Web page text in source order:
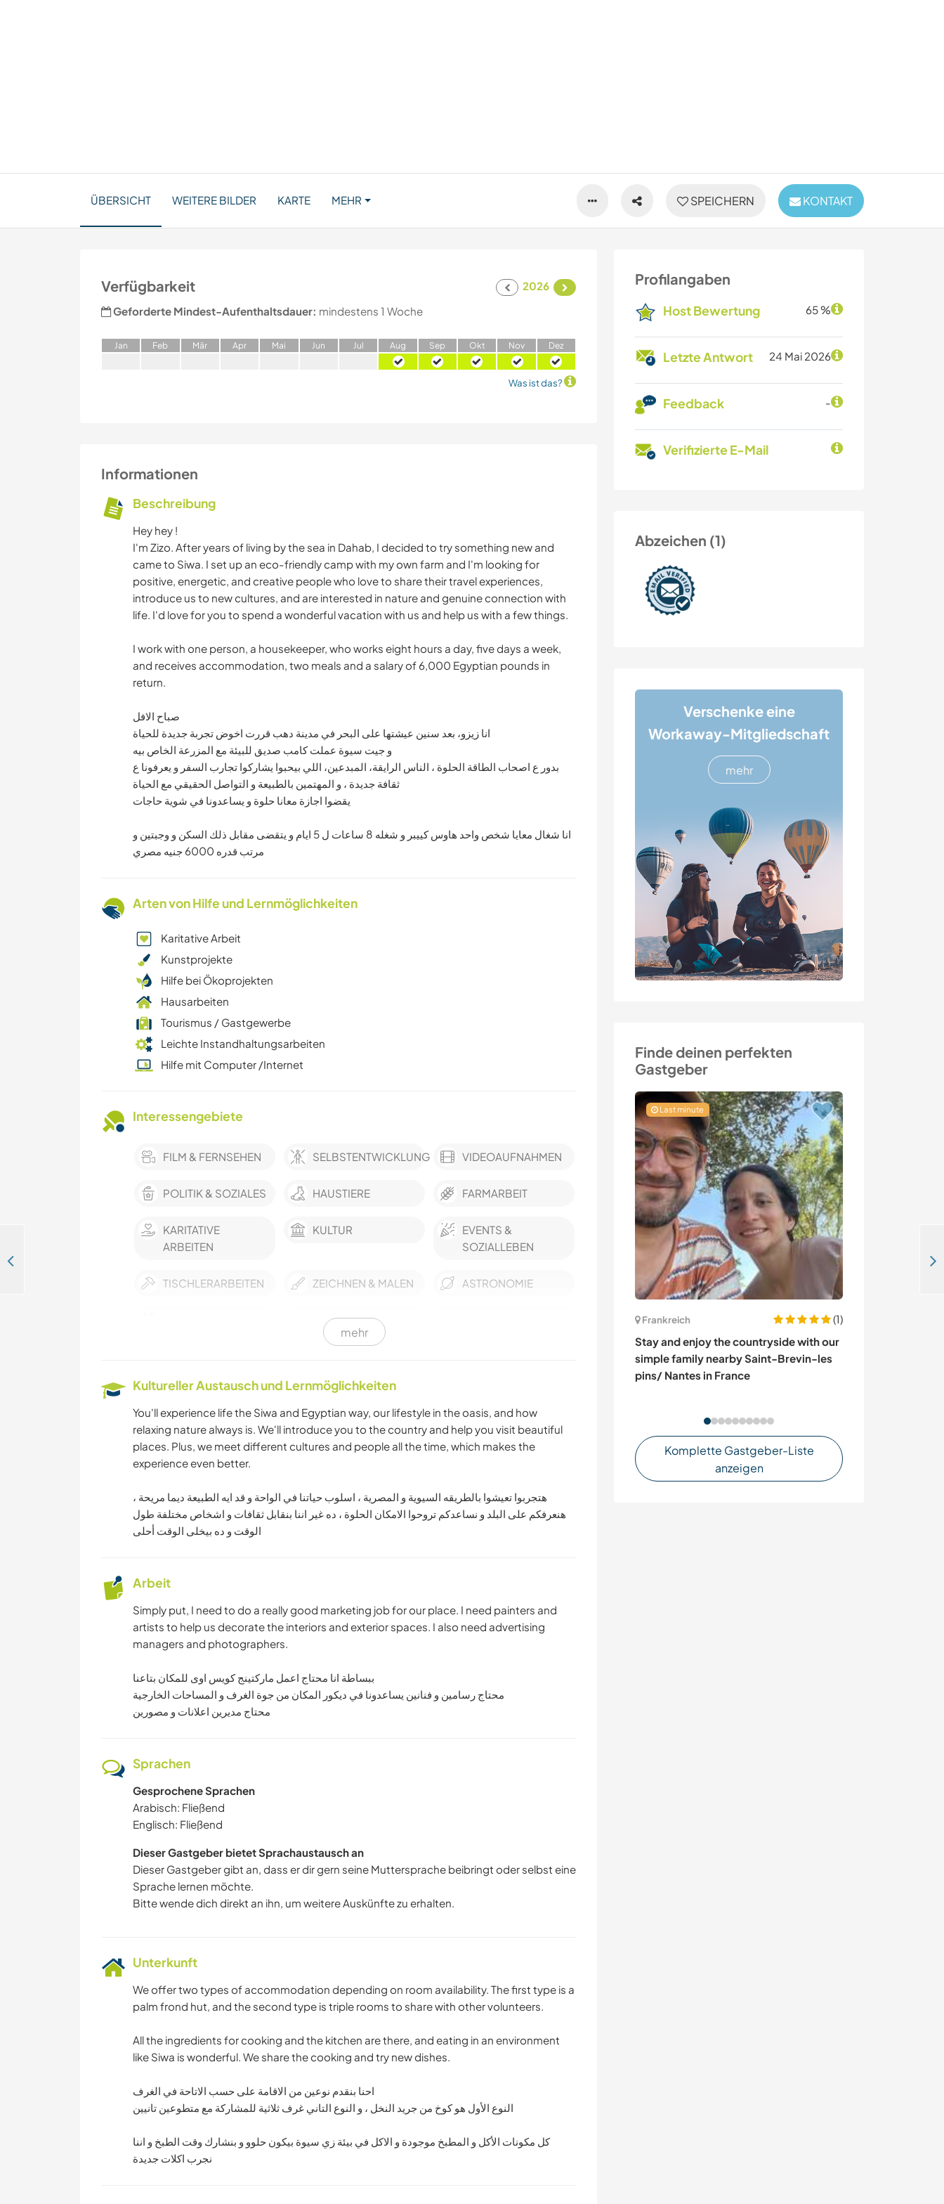
SPEICHERN KONTAKT
ÜBERSICHT WEITERE BILDER KARTE MEHR
Profilangaben
Host Bewertung 65 %
Letzte Antwort 24 Mai 2026
Feedback -
Verifizierte E-Mail
Abzeichen (1)
Verschenke eine
Workaway-Mitgliedschaft
mehr
Finde deinen perfekten
Gastgeber
Last minute
Frankreich
(1)
Stay and enjoy the countryside with our
simple family nearby Saint-Brevin-les
pins/ Nantes in France
Komplette Gastgeber-Liste
anzeigen
Verfügbarkeit
2026
Geforderte Mindest-Aufenthaltsdauer: mindestens 1 Woche
Jan Feb Mär Apr Mai Jun Jul Aug Sep Okt Nov Dez
Was ist das?
Informationen
Beschreibung
Hey hey !
I'm Zizo. After years of living by the sea in Dahab, I decided to try something new and
came to Siwa. I set up an eco-friendly camp with my own farm and I'm looking for
positive, energetic, and creative people who love to share their travel experiences,
introduce us to new cultures, and are interested in nature and genuine connection with
life. I'd love for you to spend a wonderful vacation with us and help us with a few things.
I work with one person, a housekeeper, who works eight hours a day, five days a week,
and receives accommodation, two meals and a salary of 6,000 Egyptian pounds in
return.
صباح الافل
انا زيزو، بعد سنين عيشتها على البحر في مدينة دهب قررت اخوض تجربة جديدة للحياة
و جيت سيوة عملت كامب صديق للبيئة مع المزرعة الخاص بيه
بدور ع اصحاب الطاقة الحلوة ، الناس الرايقة، المبدعين، اللي بيحبوا يشاركوا تجارب السفر و يعرفونا ع
ثقافة جديدة ، و المهتمين بالطبيعة و التواصل الحقيقي مع الحياة
يقضوا اجازة معانا حلوة و يساعدونا في شوية حاجات
انا شغال معايا شخص واحد هاوس كييبر و شغله 8 ساعات ل 5 ايام و يتقضى مقابل ذلك السكن و وجبتين و
مرتب قدره 6000 جنيه مصري
Arten von Hilfe und Lernmöglichkeiten
Karitative Arbeit
Kunstprojekte
Hilfe bei Ökoprojekten
Hausarbeiten
Tourismus / Gastgewerbe
Leichte Instandhaltungsarbeiten
Hilfe mit Computer /Internet
Interessengebiete
FILM & FERNSEHEN SELBSTENTWICKLUNG VIDEOAUFNAHMEN
POLITIK & SOZIALES HAUSTIERE FARMARBEIT
KARITATIVE
ARBEITEN
KULTUR
EVENTS &
SOZIALLEBEN
TISCHLERARBEITEN ZEICHNEN & MALEN ASTRONOMIE
FOTOGRAFIE
GESCHICHTE TIERE
RADFAHREN
OUTDOOR-
AKTIVITÄTEN
YOGA / WELLNESS
NATUR CAMPING ERLEBNISSPORTARTEN
mehr
Kultureller Austausch und Lernmöglichkeiten
You'll experience life the Siwa and Egyptian way, our lifestyle in the oasis, and how
relaxing nature always is. We'll introduce you to the country and help you visit beautiful
places. Plus, we meet different cultures and people all the time, which makes the
experience even better.
هتجربوا تعيشوا بالطريقه السيوية و المصرية ، اسلوب حياتنا في الواحة و قد ايه الطبيعة ديما مريحة ،
هنعرفكم على البلد و نساعدكم تروحوا الامكان الحلوة ، ده غير اننا بنقابل ثقافات و اشخاص مختلفة طول
الوقت و ده بيخلى الوقت أحلى
Arbeit
Simply put, I need to do a really good marketing job for our place. I need painters and
artists to help us decorate the interiors and exterior spaces. I also need advertising
managers and photographers.
ببساطة انا محتاج اعمل ماركتينج كويس اوى للمكان بتاعنا
محتاج رسامين و فنانين يساعدونا في ديكور المكان من جوة الغرف و المساحات الخارجية
محتاج مديرين اعلانات و مصورين
Sprachen
Gesprochene Sprachen
Arabisch: Fließend
Englisch: Fließend
Dieser Gastgeber bietet Sprachaustausch an
Dieser Gastgeber gibt an, dass er dir gern seine Muttersprache beibringt oder selbst eine
Sprache lernen möchte.
Bitte wende dich direkt an ihn, um weitere Auskünfte zu erhalten.
Unterkunft
We offer two types of accommodation depending on room availability. The first type is a
palm frond hut, and the second type is triple rooms to share with other volunteers.
All the ingredients for cooking and the kitchen are there, and eating in an environment
like Siwa is wonderful. We share the cooking and try new dishes.
احنا بنقدم نوعين من الاقامة على حسب الاتاحة في الغرف
النوع الأول هو كوخ من جريد النخل ، و النوع التاني غرف ثلاثية للمشاركة مع متطوعين تانيين
كل مكونات الأكل و المطبخ موجودة و الاكل في بيئة زي سيوة بيكون حلوو و بنشارك وقت الطبخ و اننا
نجرب اكلات جديدة